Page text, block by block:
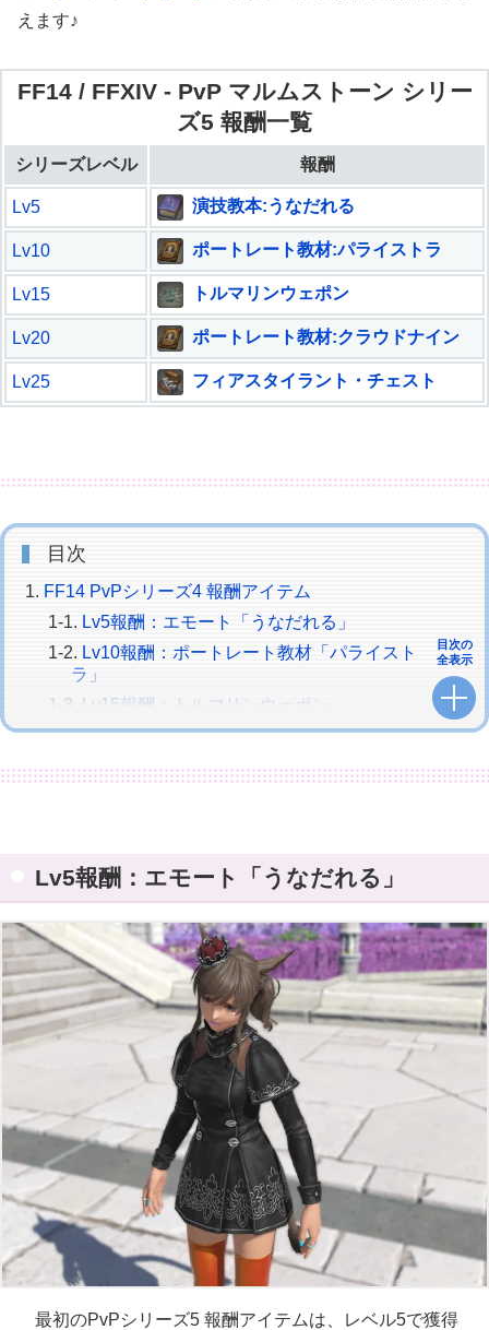
えます♪
FF14 / FFXIV - PvP マルムストーン シリー
ズ5 報酬一覧
シリーズレベル 報酬
Lv5 演技教本:うなだれる
Lv10 ポートレート教材:パライストラ
Lv15 トルマリンウェポン
Lv20 ポートレート教材:クラウドナイン
Lv25 フィアスタイラント・チェスト
目次
FF14 PvPシリーズ4 報酬アイテム
Lv5報酬：エモート「うなだれる」
Lv10報酬：ポートレート教材「パライスト
ラ」
Lv15報酬：トルマリンウェポン
Lv20報酬：ポートレート教材「クラウドナ
Lv25報酬：フィアスタイラント装備
目次の
全表示
Lv5報酬：エモート「うなだれる」
最初のPvPシリーズ5 報酬アイテムは、レベル5で獲得